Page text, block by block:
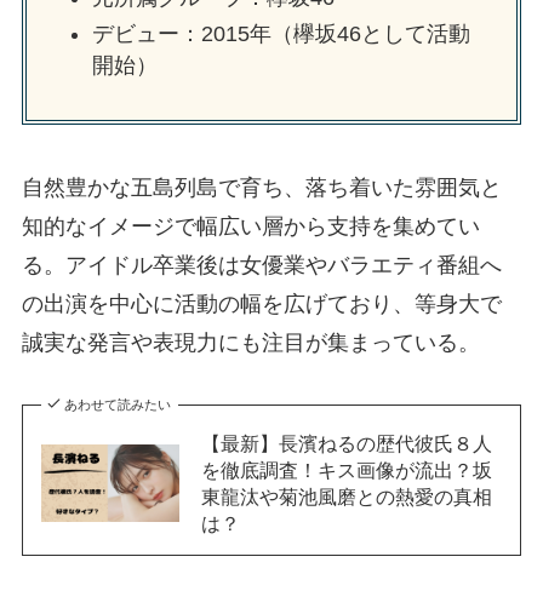
デビュー：2015年（欅坂46として活動
開始）
自然豊かな五島列島で育ち、落ち着いた雰囲気と
知的なイメージで幅広い層から支持を集めてい
る。アイドル卒業後は女優業やバラエティ番組へ
の出演を中心に活動の幅を広げており、等身大で
誠実な発言や表現力にも注目が集まっている。
あわせて読みたい
【最新】長濱ねるの歴代彼氏８人
を徹底調査！キス画像が流出？坂
東龍汰や菊池風磨との熱愛の真相
は？